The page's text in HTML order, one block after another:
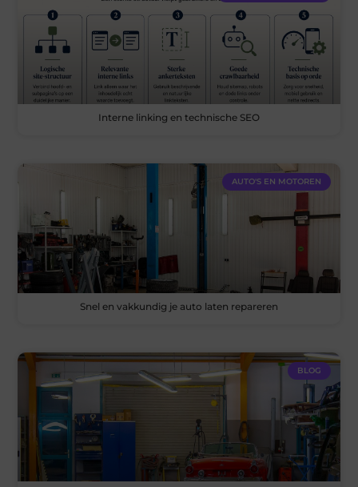
Interne linking en technische SEO
AUTO'S EN MOTOREN
Snel en vakkundig je auto laten repareren
BLOG